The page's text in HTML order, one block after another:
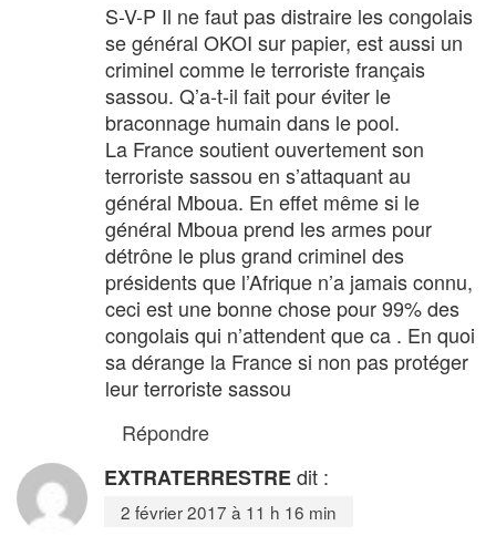
S-V-P Il ne faut pas distraire les congolais
se général OKOI sur papier, est aussi un
criminel comme le terroriste français
sassou. Q’a-t-il fait pour éviter le
braconnage humain dans le pool.
La France soutient ouvertement son
terroriste sassou en s’attaquant au
général Mboua. En effet même si le
général Mboua prend les armes pour
détrône le plus grand criminel des
présidents que l’Afrique n’a jamais connu,
ceci est une bonne chose pour 99% des
congolais qui n’attendent que ca . En quoi
sa dérange la France si non pas protéger
leur terroriste sassou
Répondre
EXTRATERRESTREdit :
2 février 2017 à 11 h 16 min